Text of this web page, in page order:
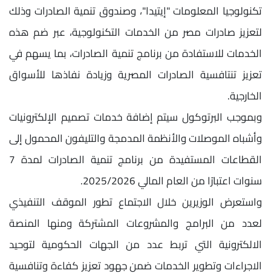
تكنولوجيا المعلومات "إيتيدا"، وصندوق تنمية الصادرات وذلك
لتعزيز صادرات مصر من الخدمات التكنولوجية، عبر ضم هذه
الخدمات للاستفادة من برنامج تنمية الصادرات، بما يسهم في
تعزيز تنتافسية الصادرات المصرية وزيادة نفاذها للأسواق
الخارجية.
وبموجب البرتوكول سيتم إضافة خدمات تصميم الإلكترونيات
وأشباه الموصلات والأنظمة المدمجة والتليفون المحمول إلى
القطاعات المستفيدة من برنامج تنمية الصادرات لمدة 7
سنوات اعتبارًا من العام المالي 2025/2026.
واستعرض الوزيرين خلال الاجتماع تطور الموقف التنفيذي
لعدد من البرامج والمشروعات المشتركة ومنها المنصة
الالكترونية التي تربط عدد من الجهات الحكومية لتوحيد
الاجراءات وتطوير الخدمات ضمن جهود تعزيز كفاءة وتنافسية